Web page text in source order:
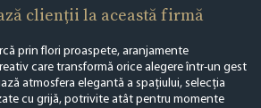
clienții la această firmă
prin flori proaspete, aranjamente
care transformă orice alegere într-un gest
atmosfera elegantă a spațiului, selecția
cu grijă, potrivite atât pentru momente